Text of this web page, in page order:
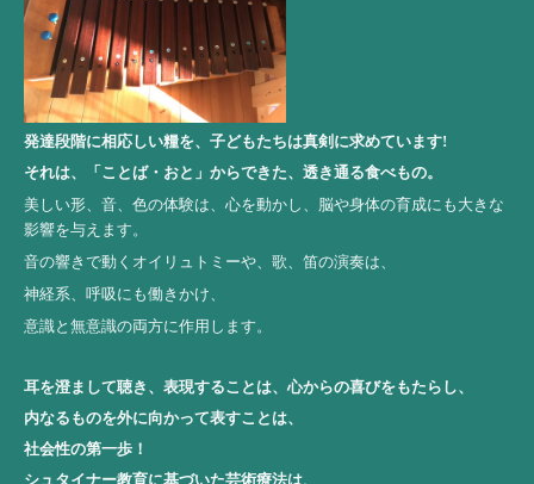
発達段階に相応しい糧を、子どもたちは真剣に求めています!
それは、「ことば・おと」からできた、透き通る食べもの。
美しい形、音、色の体験は、心を動かし、脳や身体の育成にも大きな
影響を与えます。
音の響きで動くオイリュトミーや、歌、笛の演奏は、
神経系、呼吸にも働きかけ、
意識と無意識の両方に作用します。
耳を澄まして聴き、表現することは、心からの喜びをもたらし、
内なるものを外に向かって表すことは、
社会性の第一歩！
シュタイナー教育に基づいた芸術療法は、